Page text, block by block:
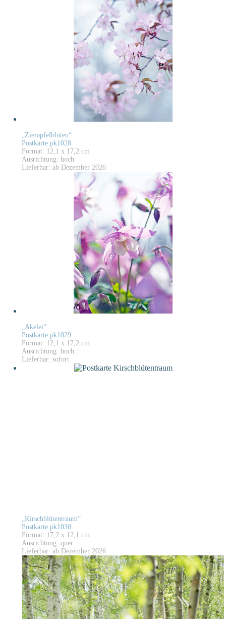
„Zierapfelblüten“
Postkarte pk1028
Format: 12,1 x 17,2 cm
Ausrichtung: hoch
Lieferbar: ab Dezember 2026
„Akelei“
Postkarte pk1029
Format: 12,1 x 17,2 cm
Ausrichtung: hoch
Lieferbar: sofort
„Kirschblütentraum“
Postkarte pk1030
Format: 17,2 x 12,1 cm
Ausrichtung: quer
Lieferbar: ab Dezember 2026